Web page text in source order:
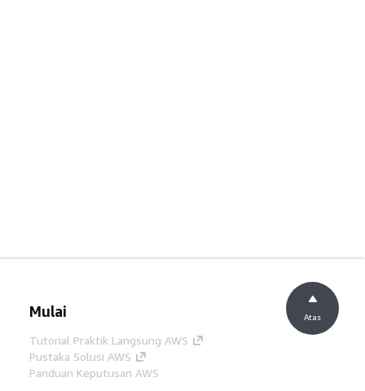
Mulai
Tutorial Praktik Langsung AWS
Pustaka Solusi AWS
Panduan Keputusan AWS
Atas